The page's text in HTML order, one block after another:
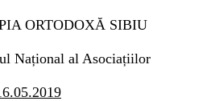
ORTODOXĂ SIBIU
Național al Asociațiilor